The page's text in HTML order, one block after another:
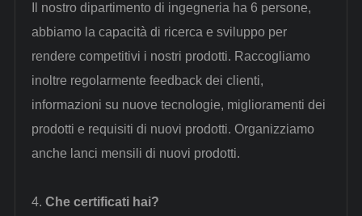
Il nostro dipartimento di ingegneria ha 6 persone,
abbiamo la capacità di ricerca e sviluppo per
rendere competitivi i nostri prodotti. Raccogliamo
inoltre regolarmente feedback dei clienti,
informazioni su nuove tecnologie, miglioramenti dei
prodotti e requisiti di nuovi prodotti. Organizziamo
anche lanci mensili di nuovi prodotti.
4. Che certificati hai?